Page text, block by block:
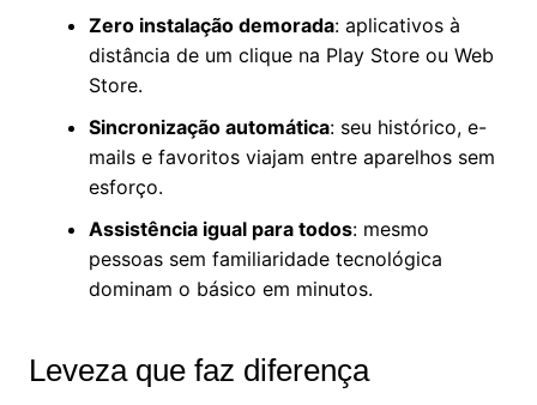
Zero instalação demorada: aplicativos à
distância de um clique na Play Store ou Web
Store.
Sincronização automática: seu histórico, e-
mails e favoritos viajam entre aparelhos sem
esforço.
Assistência igual para todos: mesmo
pessoas sem familiaridade tecnológica
dominam o básico em minutos.
Leveza que faz diferença